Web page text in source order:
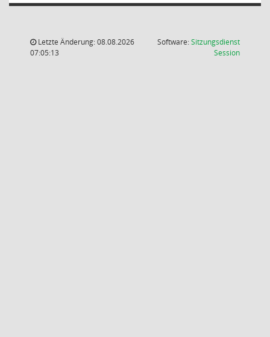
Letzte Änderung: 08.08.2026
07:05:13
Software:Sitzungsdienst
Session(Wird in